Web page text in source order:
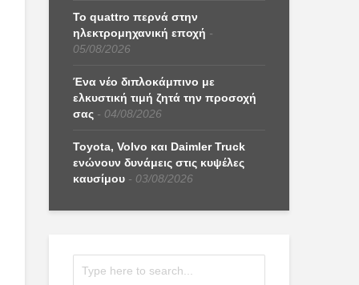
Το quattro περνά στην
ηλεκτρομηχανική εποχή
05/08/2026
Ένα νέο διπλοκάμπινο με
ελκυστική τιμή ζητά την προσοχή
σας
04/08/2026
Toyota, Volvo και Daimler Truck
ενώνουν δυνάμεις στις κυψέλες
καυσίμου
03/08/2026